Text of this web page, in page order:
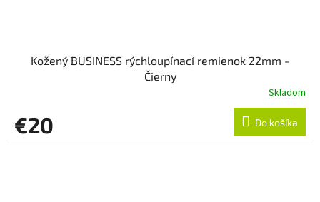
Kožený BUSINESS rýchloupínací remienok 22mm -
Čierny
Skladom
€20 Do košíka